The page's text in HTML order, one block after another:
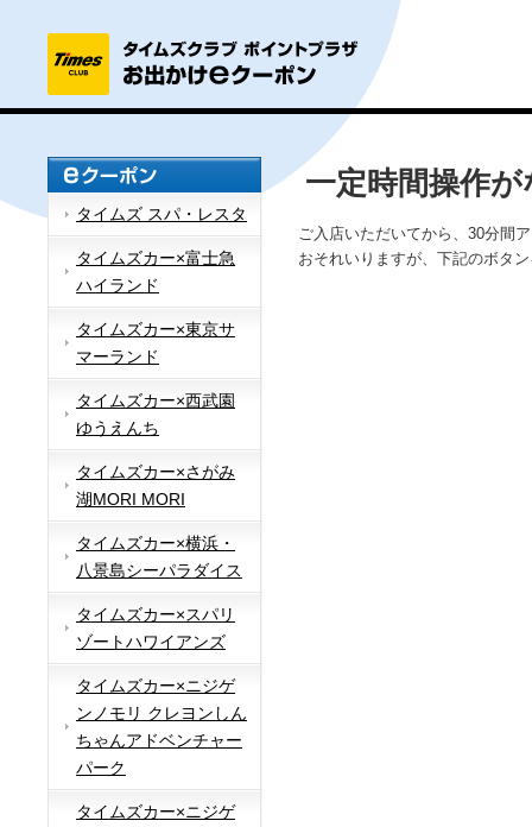
タイムズ スパ・レスタ
タイムズカー×富士急
ハイランド
タイムズカー×東京サ
マーランド
タイムズカー×西武園
ゆうえんち
タイムズカー×さがみ
湖MORI MORI
タイムズカー×横浜・
八景島シーパラダイス
タイムズカー×スパリ
ゾートハワイアンズ
タイムズカー×ニジゲ
ンノモリ クレヨンしん
ちゃんアドベンチャー
パーク
タイムズカー×ニジゲ
一定時間操作
ご入店いただいてから、30分間
おそれいりますが、下記のボタ